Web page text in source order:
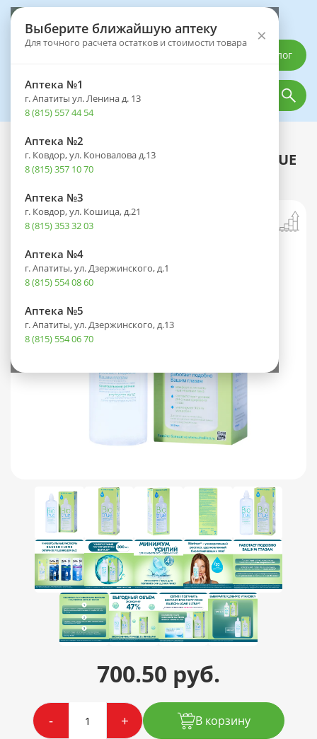
Выберите ближайшую аптеку
Для точного расчета остатков и стоимости товара ×
Аптека №1
г. Апатиты ул. Ленина д. 13
8 (815) 557 44 54
Аптека №2
г. Ковдор, ул. Коновалова д.13
8 (815) 357 10 70
Аптека №3
г. Ковдор, ул. Кошица, д.21
8 (815) 353 32 03
Аптека №4
г. Апатиты, ул. Дзержинского, д.1
8 (815) 554 08 60
Аптека №5
г. Апатиты, ул. Дзержинского, д.13
8 (815) 554 06 70
Каталог
Каталог Оптика
Раствор для контактных линз BIOTRUE
Универсал 300мл + контейнер
700.50 руб.
- +
В корзину